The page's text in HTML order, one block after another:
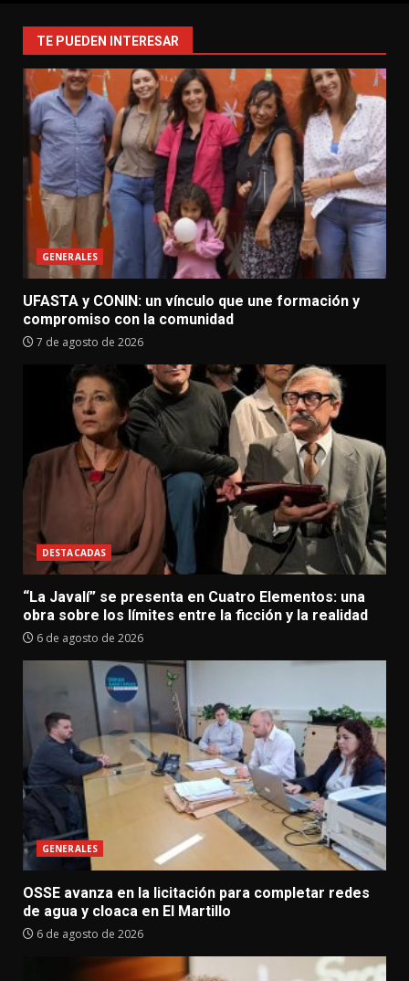
TE PUEDEN INTERESAR
GENERALES
UFASTA y CONIN: un vínculo que une formación y
compromiso con la comunidad
7 de agosto de 2026
DESTACADAS
“La Javalí” se presenta en Cuatro Elementos: una
obra sobre los límites entre la ficción y la realidad
6 de agosto de 2026
GENERALES
OSSE avanza en la licitación para completar redes
de agua y cloaca en El Martillo
6 de agosto de 2026